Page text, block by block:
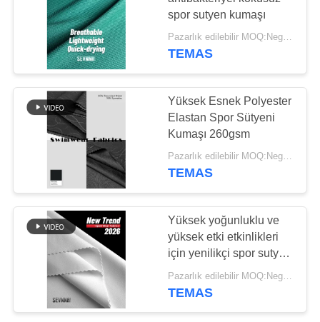
Çevre Dostu Mayo
Kumaş
105
Activewear Örme
Kumaş
170
spor sutyen kumaşı
Pazarlık edilebilir MOQ:Negotiable
TEMAS
Yüksek Esnek Polyester
Elastan Spor Sütyeni
Kumaşı 260gsm
Pazarlık edilebilir MOQ:Negotiable
TEMAS
Yüksek yoğunluklu ve
yüksek etki etkinlikleri
için yenilikçi spor sutyen
kumaşı
TEMAS